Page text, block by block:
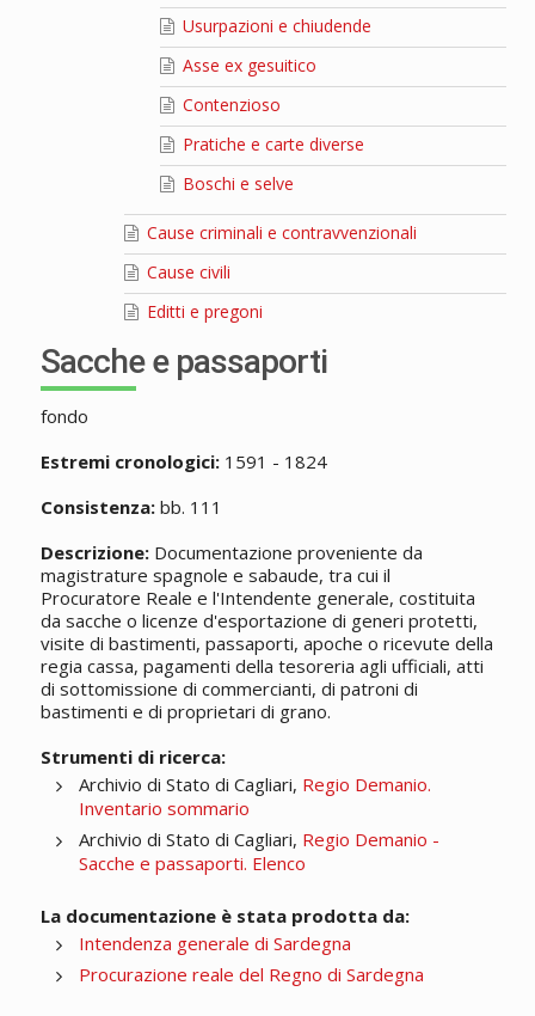
Usurpazioni e chiudende
Asse ex gesuitico
Contenzioso
Pratiche e carte diverse
Boschi e selve
Cause criminali e contravvenzionali
Cause civili
Editti e pregoni
Sacche e passaporti
fondo
Estremi cronologici:1591 - 1824
Consistenza:bb. 111
Descrizione:Documentazione proveniente da
magistrature spagnole e sabaude, tra cui il
Procuratore Reale e l'Intendente generale, costituita
da sacche o licenze d'esportazione di generi protetti,
visite di bastimenti, passaporti, apoche o ricevute della
regia cassa, pagamenti della tesoreria agli ufficiali, atti
di sottomissione di commercianti, di patroni di
bastimenti e di proprietari di grano.
Strumenti di ricerca:
Archivio di Stato di Cagliari, Regio Demanio.
Inventario sommario
Archivio di Stato di Cagliari, Regio Demanio -
Sacche e passaporti. Elenco
La documentazione è stata prodotta da:
Intendenza generale di Sardegna
Procurazione reale del Regno di Sardegna